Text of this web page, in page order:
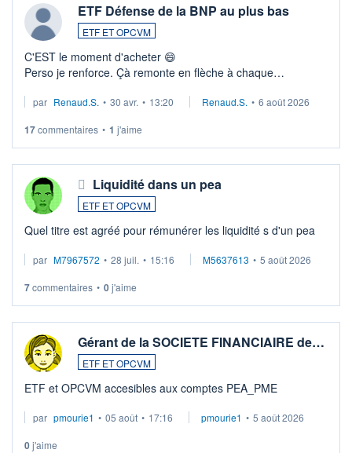
ETF Défense de la BNP au plus bas
ETF ET OPCVM
C'EST le moment d'acheter 😄​
Perso je renforce. Çà remonte en flèche à chaque
Investissement long terme tip top pour sa retraite.
par Renaud.S. • 30 avr. • 13:20 Renaud.S. • 6 août 2026
17commentaires • 1 j'aime
Liquidité dans un pea
ETF ET OPCVM
Quel titre est agréé pour rémunérer les liquidité s d'un pea
par M7967572 • 28 juil. • 15:16 M5637613 • 5 août 2026
7commentaires • 0j'aime
Gérant de la SOCIETE FINANCIAIRE de…
ETF ET OPCVM
ETF et OPCVM accesibles aux comptes PEA_PME
par pmourie1 • 05 août • 17:16 pmourie1 • 5 août 2026
0j'aime